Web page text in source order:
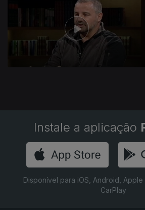
Instale a aplicação
Disponível para iOS, Android,
CarPlay